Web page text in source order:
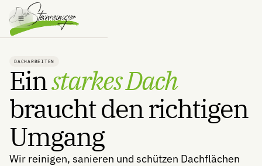
Hilfe & Kontakt
DACHARBEITEN
Einstarkes Dach
braucht den richtigen
Umgang
Wir reinigen, sanieren und schützen Dachflächen